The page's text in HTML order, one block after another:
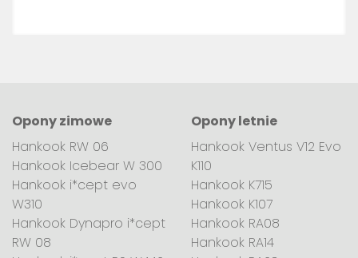
Opony zimowe
Hankook RW 06
Hankook Icebear W 300
Hankook i*cept evo
W310
Hankook Dynapro i*cept
RW 08
Opony letnie
Hankook Ventus V12 Evo
K110
Hankook K715
Hankook K107
Hankook RA08
Hankook RA14